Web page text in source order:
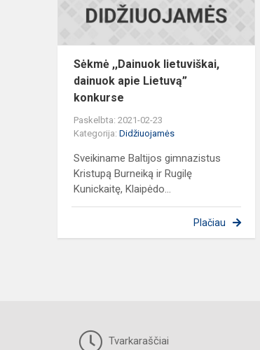
Sėkmė ,,Dainuok lietuviškai,
dainuok apie Lietuvą”
konkurse
Paskelbta: 2021-02-23
Kategorija: Didžiuojamės
Sveikiname Baltijos gimnazistus
Kristupą Burneiką ir Rugilę
Kunickaitę, Klaipėdo...
Plačiau
Tvarkaraščiai